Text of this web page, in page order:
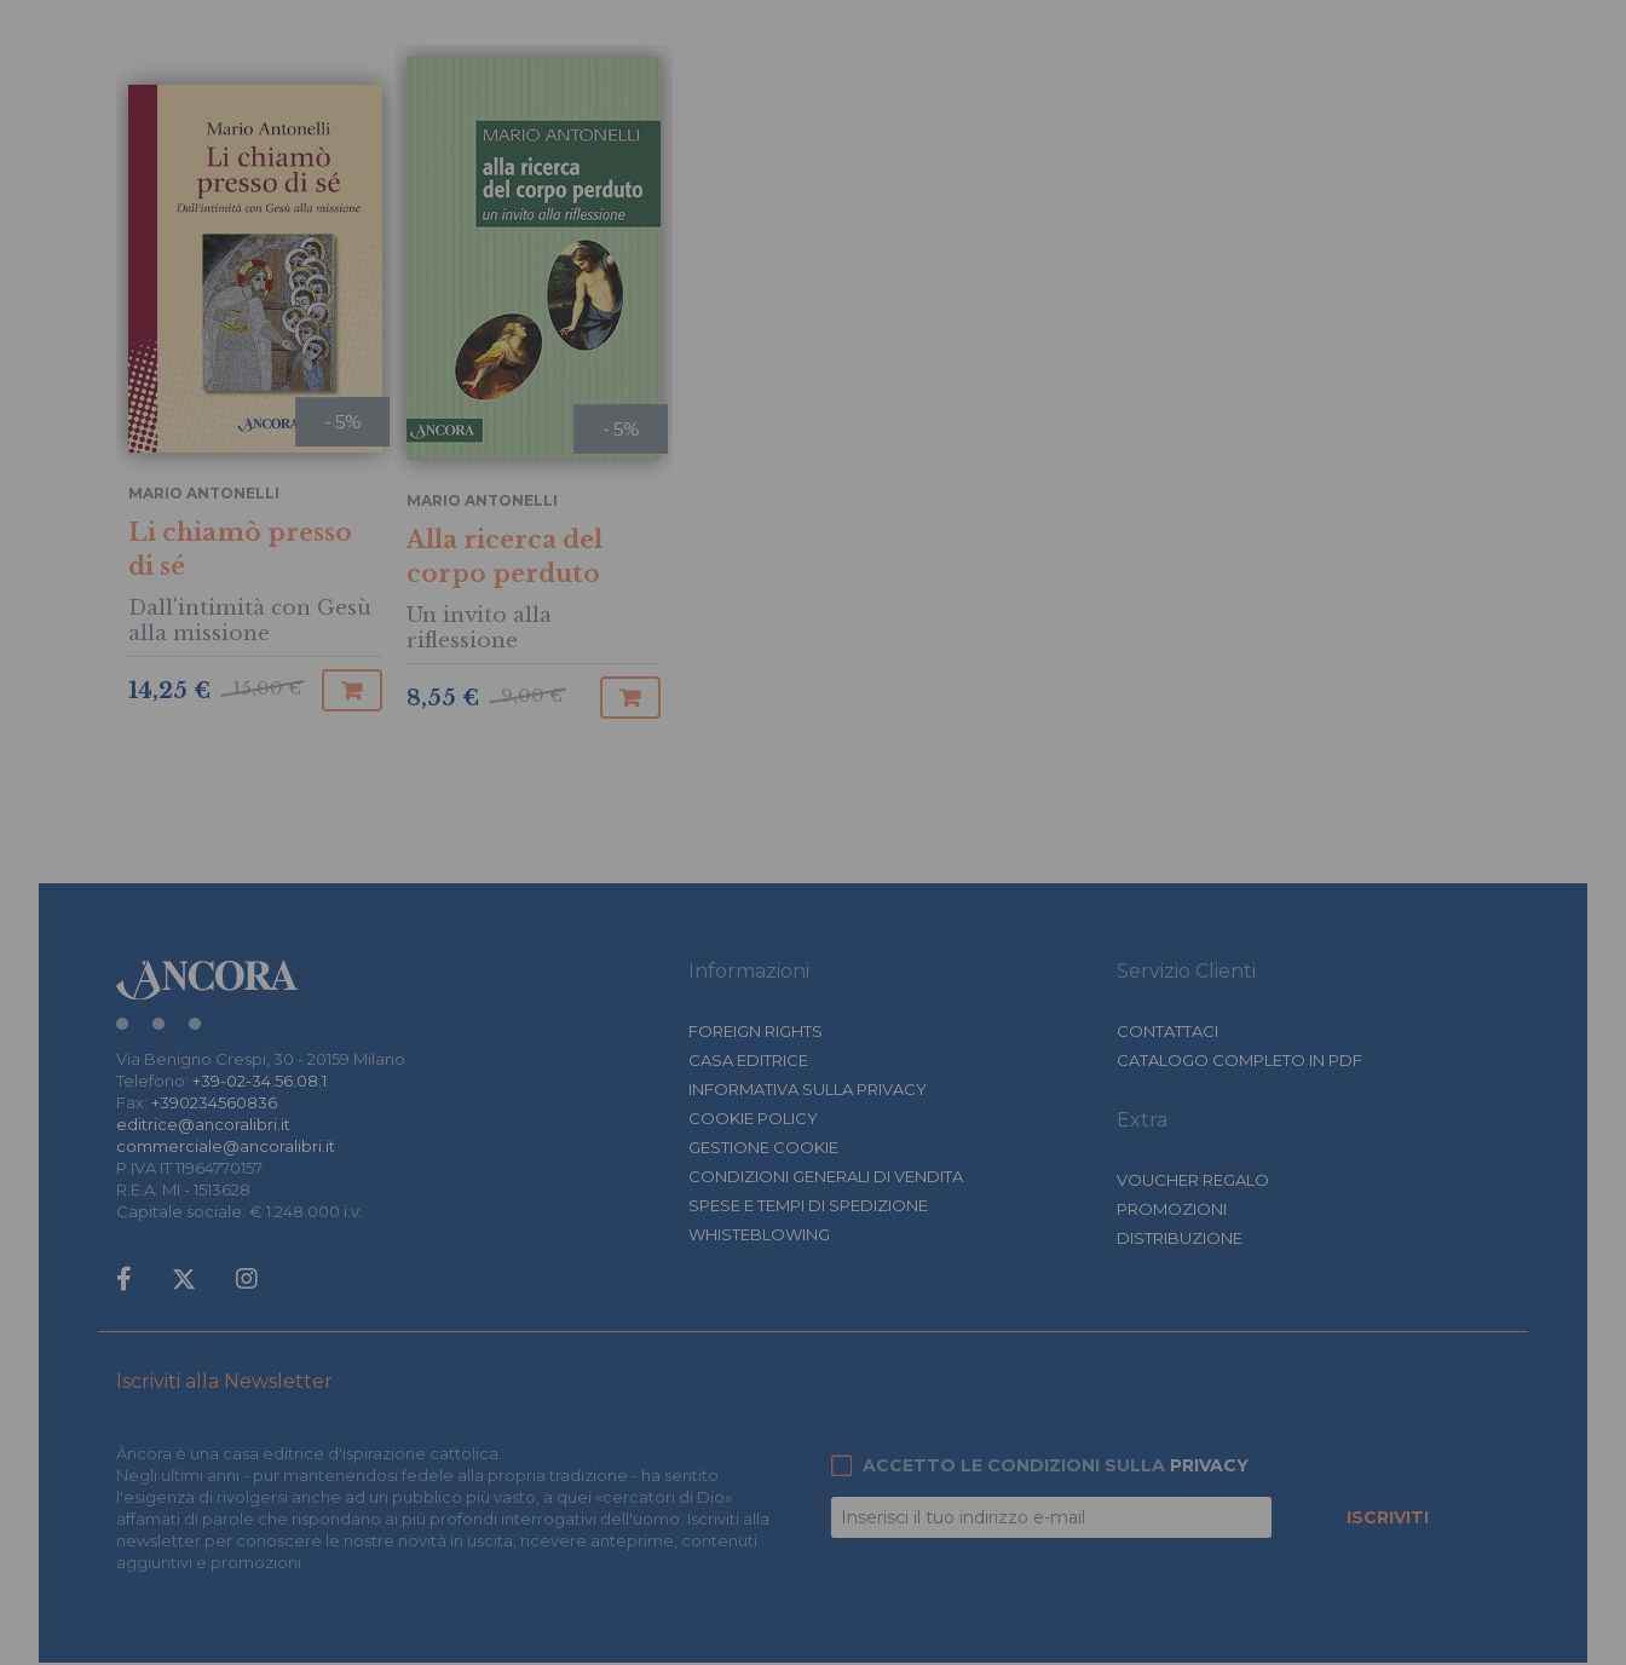
- 5%
MARIO ANTONELLI
Li chiamò presso
di sé
Dall'intimità con Gesù
alla missione
15,00 €
14,25 €
- 5%
MARIO ANTONELLI
Alla ricerca del
corpo perduto
Un invito alla
riflessione
9,00 €
8,55 €
Via Benigno Crespi, 30 - 20159 Milano
Telefono: +39-02-34.56.08.1
Fax: +390234560836
editrice@ancoralibri.it
commerciale@ancoralibri.it
P.IVA IT 11964770157
R.E.A. MI - 1513628
Capitale sociale: € 1.248.000 i.v.
Informazioni
FOREIGN RIGHTS
CASA EDITRICE
INFORMATIVA SULLA PRIVACY
COOKIE POLICY
GESTIONE COOKIE
CONDIZIONI GENERALI DI VENDITA
SPESE E TEMPI DI SPEDIZIONE
WHISTEBLOWING
Servizio Clienti
CONTATTACI
CATALOGO COMPLETO IN PDF
Extra
VOUCHER REGALO
PROMOZIONI
DISTRIBUZIONE
Iscriviti alla Newsletter
Àncora è una casa editrice d'ispirazione cattolica.
Negli ultimi anni - pur mantenendosi fedele alla propria tradizione - ha sentito
l'esigenza di rivolgersi anche ad un pubblico più vasto, a quei «cercatori di Dio»
affamati di parole che rispondano ai più profondi interrogativi dell'uomo. Iscriviti alla
newsletter per conoscere le nostre novità in uscita, ricevere anteprime, contenuti
aggiuntivi e promozioni.
ACCETTO LE CONDIZIONI SULLA PRIVACY
ISCRIVITI